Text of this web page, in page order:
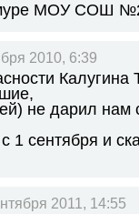
МОУ СОШ
2010, 6:39
не дарил нам
1 сентября и
2011, 14:55